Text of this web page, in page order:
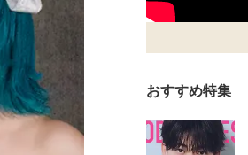
おすすめ特集